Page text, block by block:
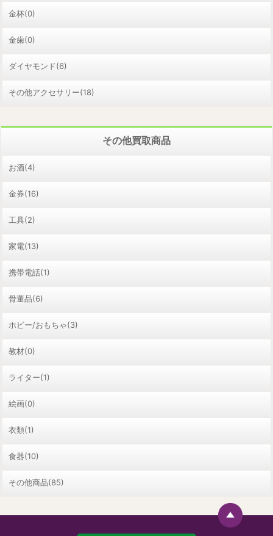
金杯(0)
金歯(0)
ダイヤモンド(6)
その他アクセサリー(18)
その他買取商品
お酒(4)
金券(16)
工具(2)
家電(13)
携帯電話(1)
骨董品(6)
ホビー/おもちゃ(3)
教材(0)
ライター(1)
絵画(0)
衣類(1)
食器(10)
その他商品(85)